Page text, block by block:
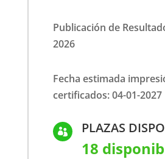
Publicación de
2026
Fecha estimada
certificados: 04-01-2027
 PLAZAS
18